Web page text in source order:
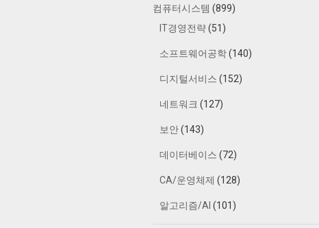
컴퓨터시스템 (899)
IT경영전략(51)
소프트웨어공학(140)
디지털서비스 (152)
네트워크 (127)
보안(143)
데이터베이스 (72)
CA/운영체제 (128)
알고리즘/AI (101)